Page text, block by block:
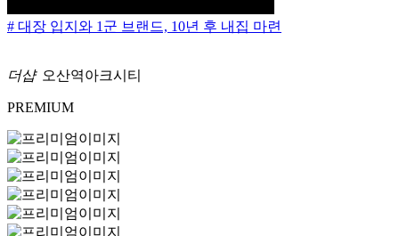
# 대장 입지와 1군 브랜드, 10년 후 내집 마련
더샵 오산역아크시티
PREMIUM